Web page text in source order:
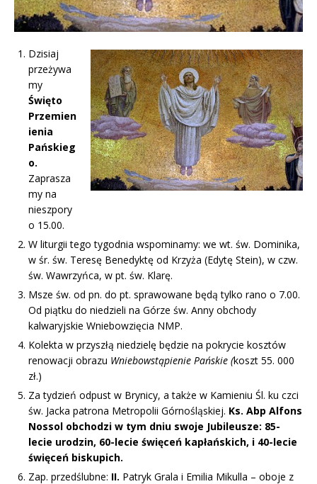
Dzisiaj
przeżywa
my
Święto
Przemien
ienia
Pańskieg
o.
Zaprasza
my na
nieszpory
o 15.00.
W liturgii tego tygodnia wspominamy: we wt. św. Dominika,
w śr. św. Teresę Benedyktę od Krzyża (Edytę Stein), w czw.
św. Wawrzyńca, w pt. św. Klarę.
Msze św. od pn. do pt. sprawowane będą tylko rano o 7.00.
Od piątku do niedzieli na Górze św. Anny obchody
kalwaryjskie Wniebowzięcia NMP.
Kolekta w przyszłą niedzielę będzie na pokrycie kosztów
renowacji obrazu Wniebowstąpienie Pańskie (koszt 55. 000
zł.)
Za tydzień odpust w Brynicy, a także w Kamieniu Śl. ku czci
św. Jacka patrona Metropolii Górnośląskiej. Ks. Abp Alfons
Nossol obchodzi w tym dniu swoje Jubileusze: 85-
lecie urodzin, 60-lecie święceń kapłańskich, i 40-lecie
święceń biskupich.
Zap. przedślubne: II. Patryk Grala i Emilia Mikulla – oboje z